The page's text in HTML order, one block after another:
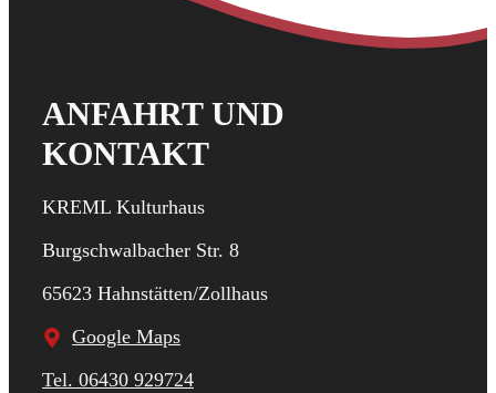
ANFAHRT UND
KONTAKT
KREML Kulturhaus
Burgschwalbacher Str. 8
65623 Hahnstätten/Zollhaus
Google Maps
Tel. 06430 929724